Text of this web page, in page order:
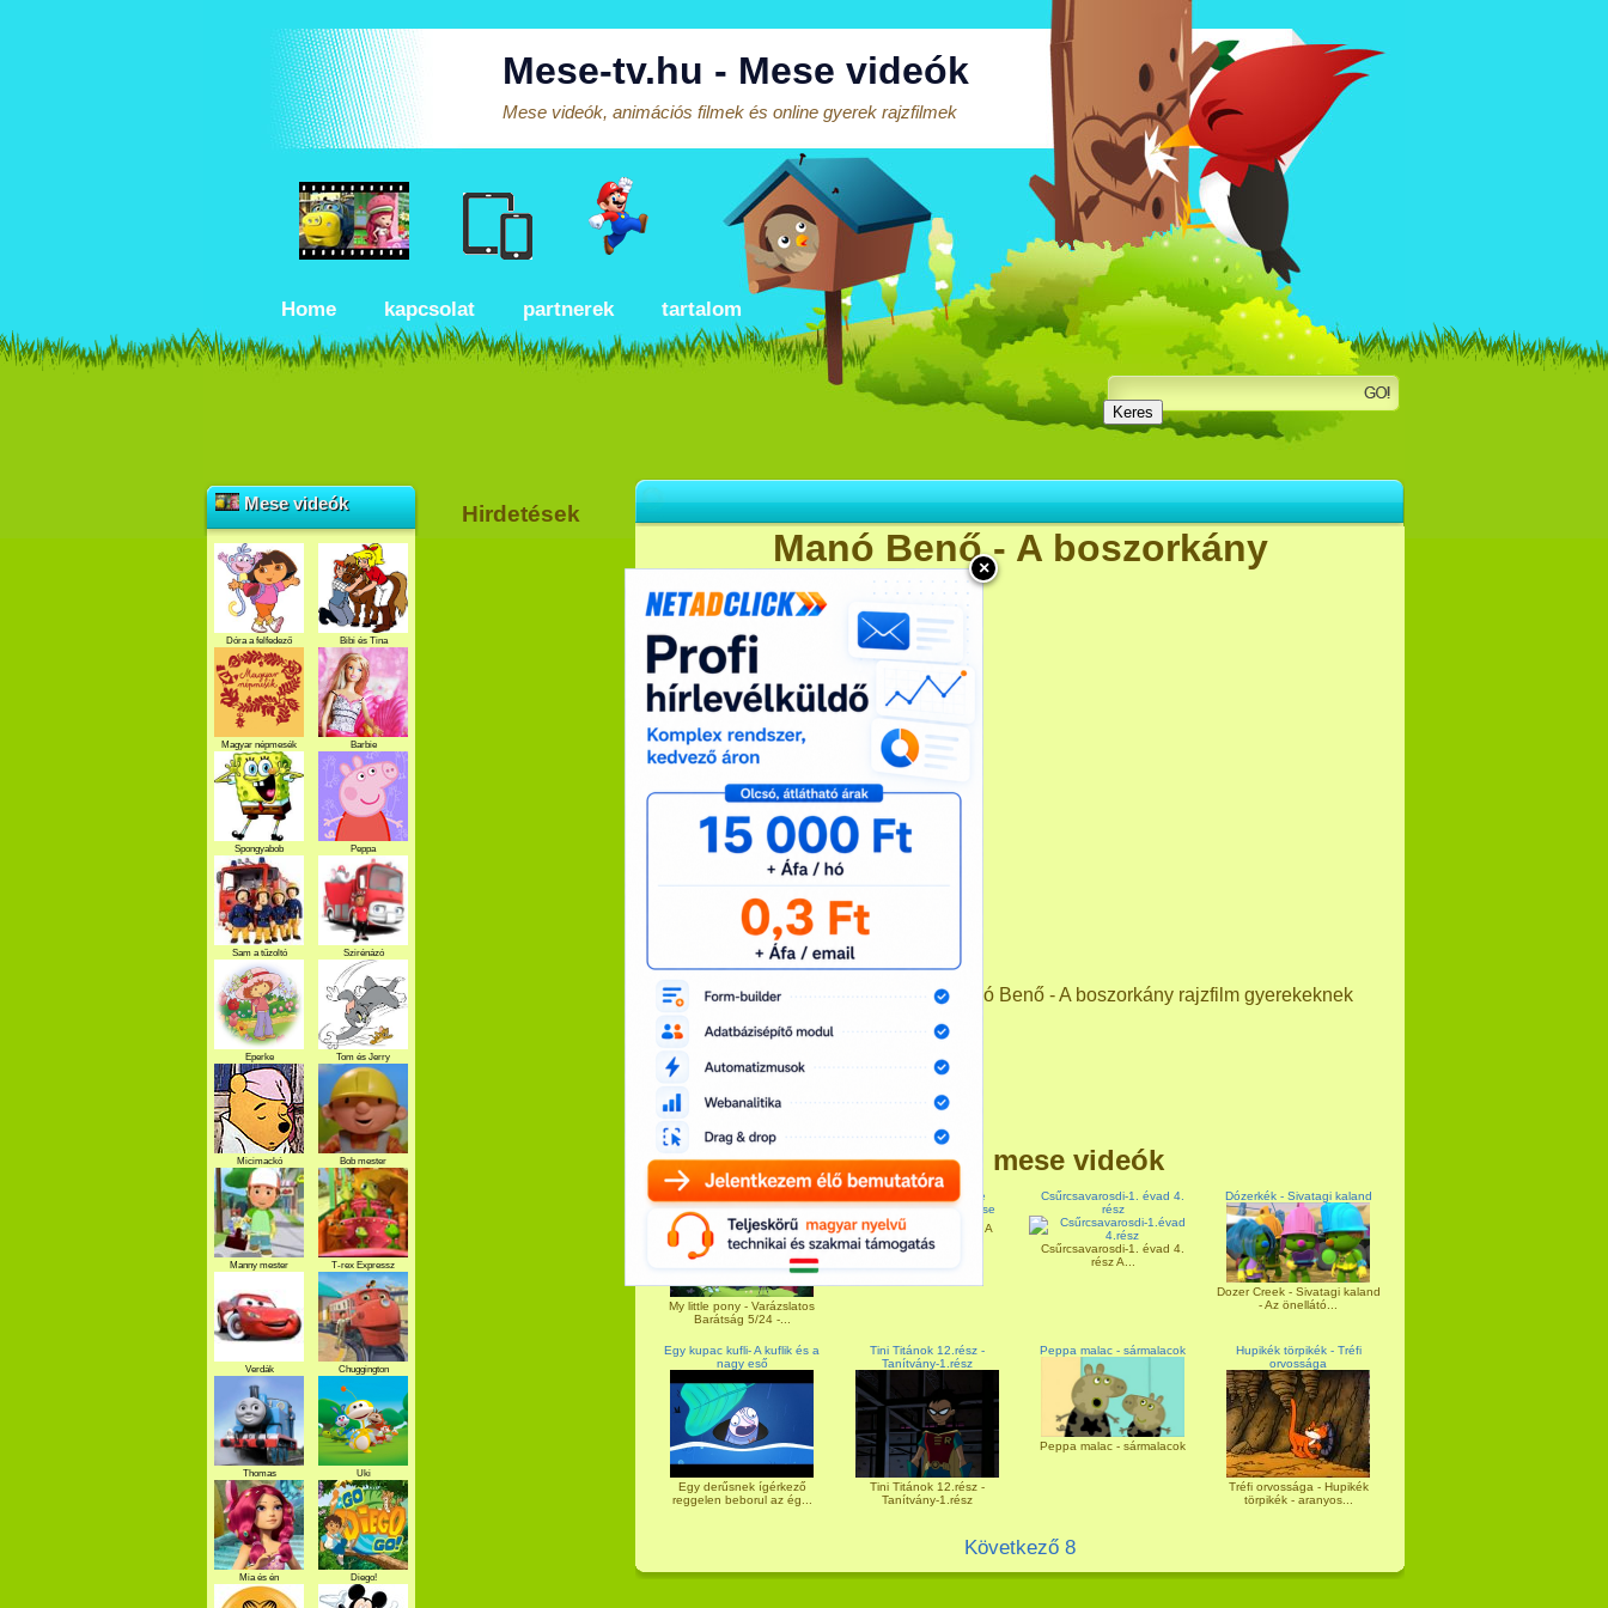
Mese-tv.hu - Mese videók
Mese videók, animációs filmek és online gyerek rajzfilmek
Home kapcsolat partnerek tartalom
Manó Benő - A boszorkány
Ben és Holly apró királysága - Manó Benő - A boszorkány rajzfilm gyerekeknek
További mese videók
Én kicsi pónim - Az igazi
csillag
My little pony - Varázslatos
Barátság 5/24 -...
La Luna - rövid mese
La Luna - rövid mese. A
képzelőerő, a...
Csűrcsavarosdi-1. évad 4.
rész
Csűrcsavarosdi-1. évad 4.
rész A...
Dózerkék - Sivatagi kaland
Dozer Creek - Sivatagi kaland
- Az önellátó...
Egy kupac kufli- A kuflik és a
nagy eső
Egy derűsnek ígérkező
reggelen beborul az ég...
Tini Titánok 12.rész -
Tanítvány-1.rész
Tini Titánok 12.rész -
Tanítvány-1.rész
Peppa malac - sármalacok
Peppa malac - sármalacok
Hupikék törpikék - Tréfi
orvossága
Tréfi orvossága - Hupikék
törpikék - aranyos...
Következő 8
Mese videók
Dóra a felfedező Bibi és Tina
Magyar népmesék Barbie
Spongyabob Peppa
Sam a tűzoltó
Szirénázó
szupercsapat
Eperke Tom és Jerry
Micimackó Bob mester
Manny mester T-rex Expressz
Verdák Chuggington
Thomas Uki
Mia és én Diego!
Hirdetések
×